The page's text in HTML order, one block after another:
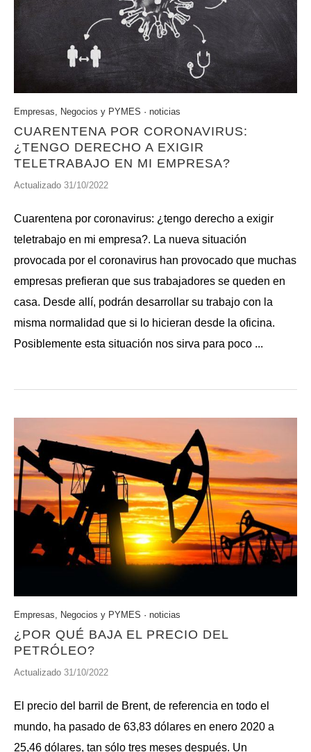
Empresas, Negocios y PYMES · noticias
CUARENTENA POR CORONAVIRUS:
¿TENGO DERECHO A EXIGIR
TELETRABAJO EN MI EMPRESA?
Actualizado 31/10/2022
Cuarentena por coronavirus: ¿tengo derecho a exigir
teletrabajo en mi empresa?. La nueva situación
provocada por el coronavirus han provocado que muchas
empresas prefieran que sus trabajadores se queden en
casa. Desde allí, podrán desarrollar su trabajo con la
misma normalidad que si lo hicieran desde la oficina.
Posiblemente esta situación nos sirva para poco ...
Empresas, Negocios y PYMES · noticias
¿POR QUÉ BAJA EL PRECIO DEL
PETRÓLEO?
Actualizado 31/10/2022
El precio del barril de Brent, de referencia en todo el
mundo, ha pasado de 63,83 dólares en enero 2020 a
25,46 dólares, tan sólo tres meses después. Un